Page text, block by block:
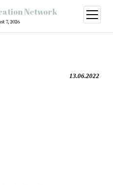
Network
7, 2026
13.06.2022